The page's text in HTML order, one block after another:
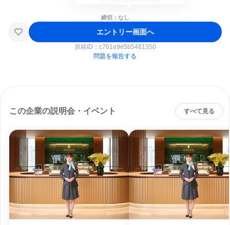
締切：なし
エントリー画面へ
原稿ID： c761e9e5b5481350
問題を報告する
この企業の説明会・イベント すべて見る